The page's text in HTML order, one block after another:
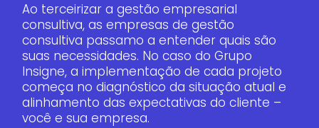
Ao terceirizar a gestão empresarial
consultiva, as empresas de gestão
consultiva passamo a entender quais são
suas necessidades. No caso do Grupo
Insigne, a implementação de cada projeto
começa no diagnóstico da situação atual e
alinhamento das expectativas do cliente –
você e sua empresa.